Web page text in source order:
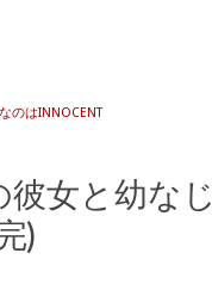
のはINNOCENT
彼女と幼な
)